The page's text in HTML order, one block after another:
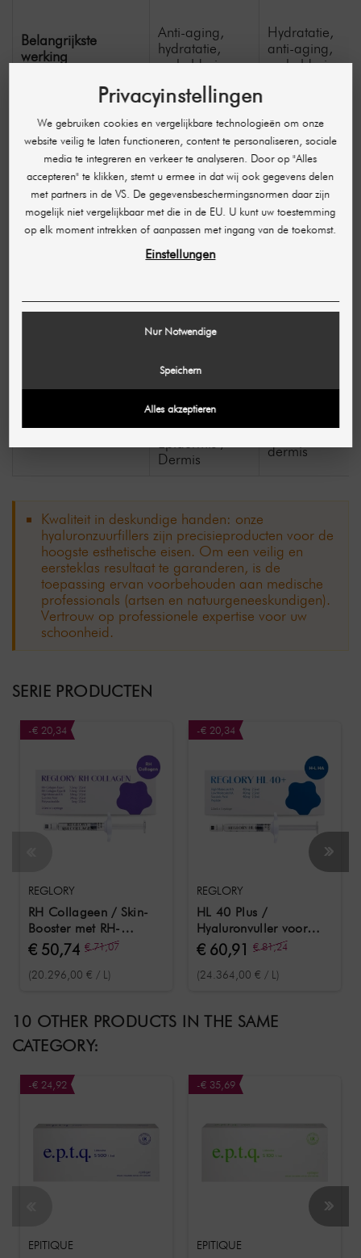
Belangrijkste
werking
Anti-aging,
hydratatie,
verheldering
Hydratatie,
anti-aging,
verheldering
Huidverstrakking
★★★☆☆
★★★★☆
Hydratatie
★★★★☆
★★★★★
Geschikt voor de
oogcontouren
★★★★★ ★★★☆☆
Ja
Ja
maanden
Oppervlakkige
laag /
Dermis
dermis
Kwaliteit in deskundige handen: onze
hyaluronzuurfillers zijn precisieproducten voor de
hoogste esthetische eisen. Om een ​​veilig en
eersteklas resultaat te garanderen, is de
toepassing ervan voorbehouden aan medische
professionals (artsen en natuurgeneeskundigen).
Vertrouw op professionele expertise voor uw
schoonheid.
SERIE PRODUCTEN
-€ 20,34
REGLORY
RH Collageen / Skin-
Booster met RH-
collageen type I en type
III 2,5 ml
€ 50,74 € 71,07
(20.296,00 € / L)
-€ 20,34
REGLORY
HL 40 Plus /
Hyaluronvuller voor
rimpelcorrectie,
gezichtscontouren en
huidregeneratie 2,5 ml
€ 60,91 € 81,24
(24.364,00 € / L)
10 OTHER PRODUCTS IN THE SAME
CATEGORY:
-€ 24,92
EPITIQUE
-€ 35,69
EPITIQUE
Privacyinstellingen
We gebruiken cookies en vergelijkbare technologieën om onze
website veilig te laten functioneren, content te personaliseren, sociale
media te integreren en verkeer te analyseren. Door op "Alles
accepteren" te klikken, stemt u ermee in dat wij ook gegevens delen
met partners in de VS. De gegevensbeschermingsnormen daar zijn
mogelijk niet vergelijkbaar met die in de EU. U kunt uw toestemming
op elk moment intrekken of aanpassen met ingang van de toekomst.
Einstellungen
Nur Notwendige
Speichern
Alles akzeptieren